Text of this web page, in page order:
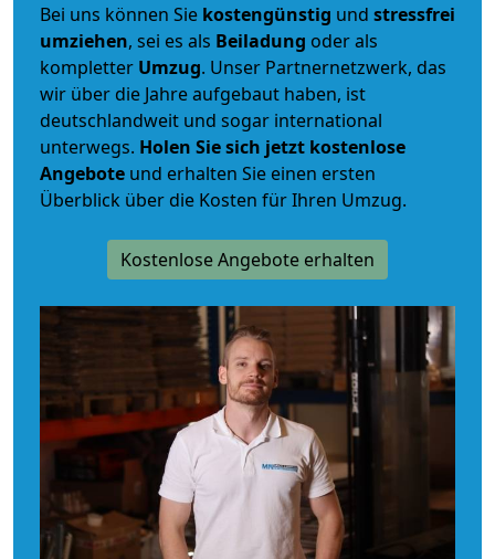
Bei uns können Sie kostengünstig und stressfrei
umziehen, sei es als Beiladung oder als
kompletter Umzug. Unser Partnernetzwerk, das
wir über die Jahre aufgebaut haben, ist
deutschlandweit und sogar international
unterwegs. Holen Sie sich jetzt kostenlose
Angebote und erhalten Sie einen ersten
Überblick über die Kosten für Ihren Umzug.
Kostenlose Angebote erhalten